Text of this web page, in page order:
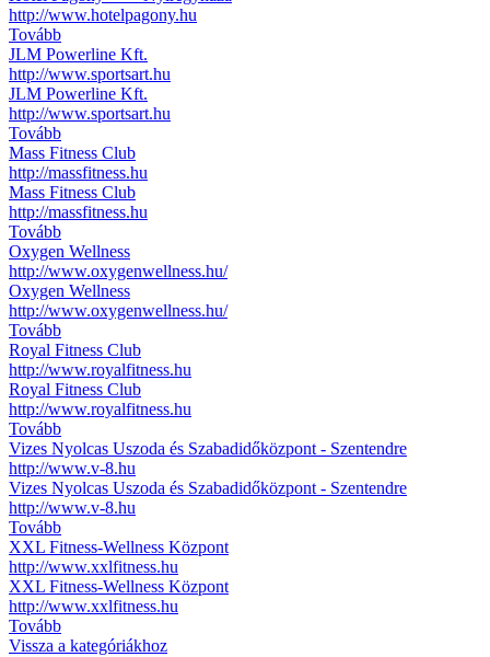
http://www.hotelpagony.hu
Tovább
JLM Powerline Kft.
http://www.sportsart.hu
JLM Powerline Kft.
http://www.sportsart.hu
Tovább
Mass Fitness Club
http://massfitness.hu
Mass Fitness Club
http://massfitness.hu
Tovább
Oxygen Wellness
http://www.oxygenwellness.hu/
Oxygen Wellness
http://www.oxygenwellness.hu/
Tovább
Royal Fitness Club
http://www.royalfitness.hu
Royal Fitness Club
http://www.royalfitness.hu
Tovább
Vizes Nyolcas Uszoda és Szabadidőközpont - Szentendre
http://www.v-8.hu
Vizes Nyolcas Uszoda és Szabadidőközpont - Szentendre
http://www.v-8.hu
Tovább
XXL Fitness-Wellness Központ
http://www.xxlfitness.hu
XXL Fitness-Wellness Központ
http://www.xxlfitness.hu
Tovább
Vissza a kategóriákhoz